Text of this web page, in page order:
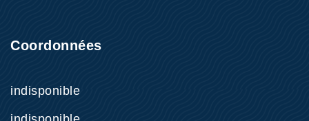
Coordonnées
indisponible